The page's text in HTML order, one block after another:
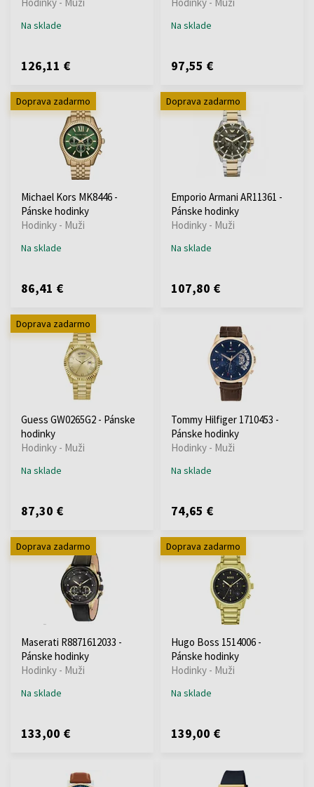
Na sklade
126,11 €
Na sklade
97,55 €
Doprava zadarmo
Michael Kors MK8446 -
Pánske hodinky
Hodinky - Muži
Na sklade
86,41 €
Doprava zadarmo
Emporio Armani AR11361 -
Pánske hodinky
Hodinky - Muži
Na sklade
107,80 €
Doprava zadarmo
Guess GW0265G2 - Pánske
hodinky
Hodinky - Muži
Na sklade
87,30 €
Tommy Hilfiger 1710453 -
Pánske hodinky
Hodinky - Muži
Na sklade
74,65 €
Doprava zadarmo
Maserati R8871612033 -
Pánske hodinky
Hodinky - Muži
Na sklade
133,00 €
Doprava zadarmo
Hugo Boss 1514006 -
Pánske hodinky
Hodinky - Muži
Na sklade
139,00 €